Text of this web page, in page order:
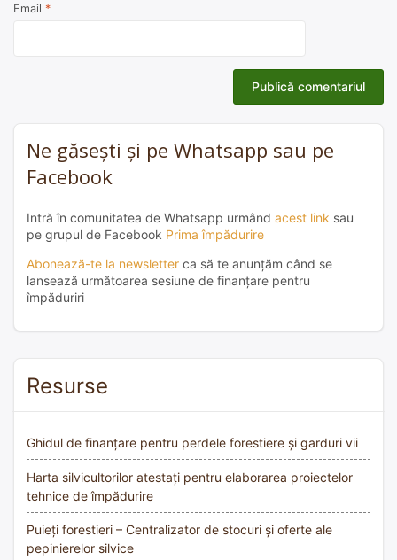
Email *
Ne găsești și pe Whatsapp sau pe
Facebook
Intră în comunitatea de Whatsapp urmând acest link sau
pe grupul de Facebook Prima împădurire
Abonează-te la newsletter ca să te anunțăm când se
lansează următoarea sesiune de finanțare pentru
împăduriri
Resurse
Ghidul de finanțare pentru perdele forestiere și garduri vii
Harta silvicultorilor atestați pentru elaborarea proiectelor
tehnice de împădurire
Puieți forestieri – Centralizator de stocuri și oferte ale
pepinierelor silvice